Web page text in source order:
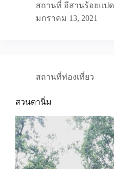
สถานที่ อีสานร้อยแปด
มกราคม 13, 2021
สถานที่ท่องเที่ยว
สวนตานิ่ม